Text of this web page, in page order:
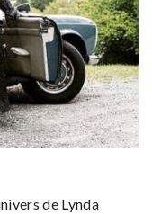
de Lynda